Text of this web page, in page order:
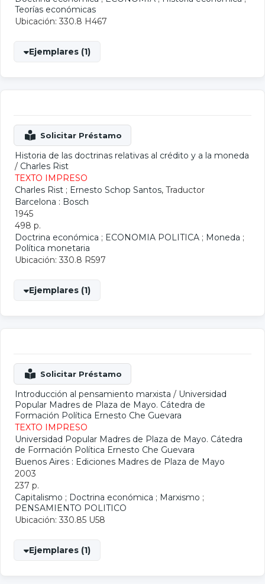
Teorías económicas
Ubicación: 330.8 H467
Ejemplares (1)
Historia de las doctrinas relativas al crédito y a la moneda
/ Charles Rist
TEXTO IMPRESO
Charles Rist ; Ernesto Schop Santos, Traductor
Barcelona : Bosch
1945
498 p.
Doctrina económica ; ECONOMIA POLITICA ; Moneda ;
Política monetaria
Ubicación: 330.8 R597
Ejemplares (1)
Introducción al pensamiento marxista / Universidad
Popular Madres de Plaza de Mayo. Cátedra de
Formación Política Ernesto Che Guevara
TEXTO IMPRESO
Universidad Popular Madres de Plaza de Mayo. Cátedra
de Formación Política Ernesto Che Guevara
Buenos Aires : Ediciones Madres de Plaza de Mayo
2003
237 p.
Capitalismo ; Doctrina económica ; Marxismo ;
PENSAMIENTO POLITICO
Ubicación: 330.85 U58
Ejemplares (1)